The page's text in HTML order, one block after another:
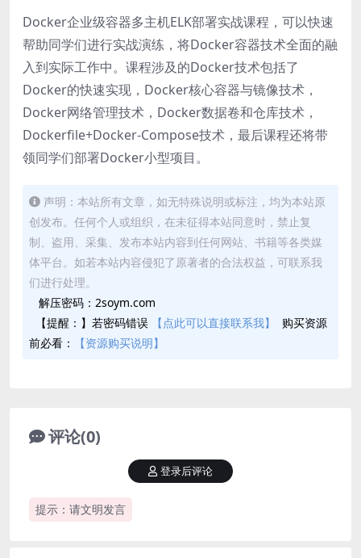
Docker企业级容器多主机ELK部署实战课程，可以快速
帮助同学们进行实战演练，将Docker容器技术全面的融
入到实际工作中。课程涉及的Docker技术包括了
Docker的快速实现，Docker核心容器与镜像技术，
Docker网络管理技术，Docker数据卷和仓库技术，
Dockerfile+Docker-Compose技术，最后课程还将带
领同学们部署Docker小型项目。
声明：本站所有文章，如无特殊说明或标注，均为本站原
创发布。任何个人或组织，在未征得本站同意时，禁止复
制、盗用、采集、发布本站内容到任何网站、书籍等各类媒
体平台。如若本站内容侵犯了原著者的合法权益，可联系我
们进行处理。
解压密码：2soym.com
【提醒：】若密码错误
【点此可以直接联系我】
购买资源
前必看：
【资源购买说明】
评论(0)
提示：请文明发言
登录后评论